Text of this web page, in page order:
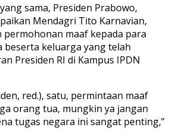
sama, Presiden Prabowo,
Mendagri Tito Karnavian,
permohonan maaf kepada para
beserta keluarga yang telah
Presiden RI di Kampus IPDN
red.), satu, permintaan maaf
orang tua, mungkin ya jangan
tugas negara ini sangat penting,”